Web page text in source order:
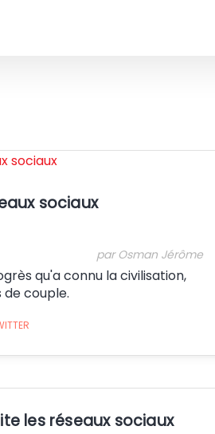
Crédit:
sociaux
par Osman Jérôme
qu'a connu la civilisation,
couple.
les réseaux sociaux